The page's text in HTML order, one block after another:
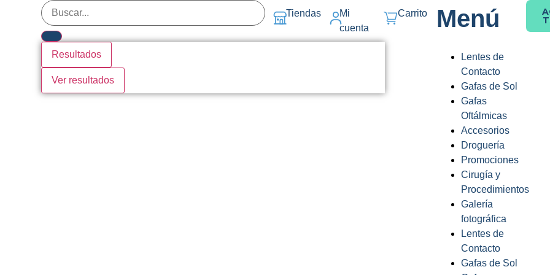
Resultados
Ver resultados
Tiendas
Mi
cuenta
Carrito Menú
Lentes de
Contacto
Gafas de Sol
Gafas
Oftálmicas
Accesorios
Droguería
Promociones
Cirugía y
Procedimientos
Galería
fotográfica
Lentes de
Contacto
Gafas de Sol